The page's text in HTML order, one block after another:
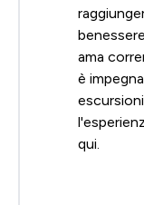
ama
è
qui.